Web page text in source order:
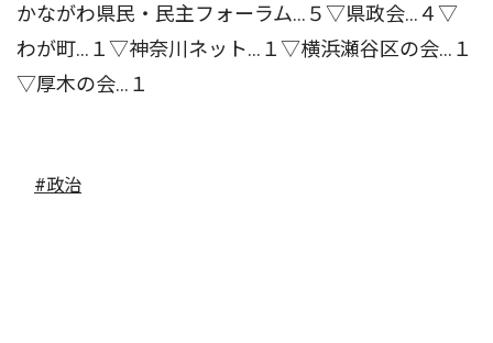
かながわ県民・民主フォーラム...５▽県政会...４▽
わが町...１▽神奈川ネット...１▽横浜瀬谷区の会...１
▽厚木の会...１
#政治